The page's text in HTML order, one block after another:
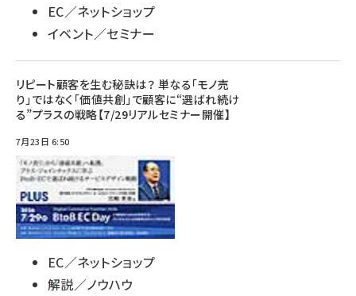
EC／ネットショップ
イベント／セミナー
リピート顧客を生む秘訣は？ 単なる「モノ売
り」ではなく「価値共創」で顧客に“選ばれ続け
る”プラスの戦略【7/29リアルセミナー開催】
7月23日 6:50
EC／ネットショップ
解説／ノウハウ